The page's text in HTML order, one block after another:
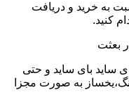
به خرید و دریافت
کنید.
بعثت
ساید بای ساید و حتی
به صورت مجزا